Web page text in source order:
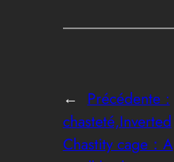
← Précédente :
chasteté,Inverted
Chastity cage：A